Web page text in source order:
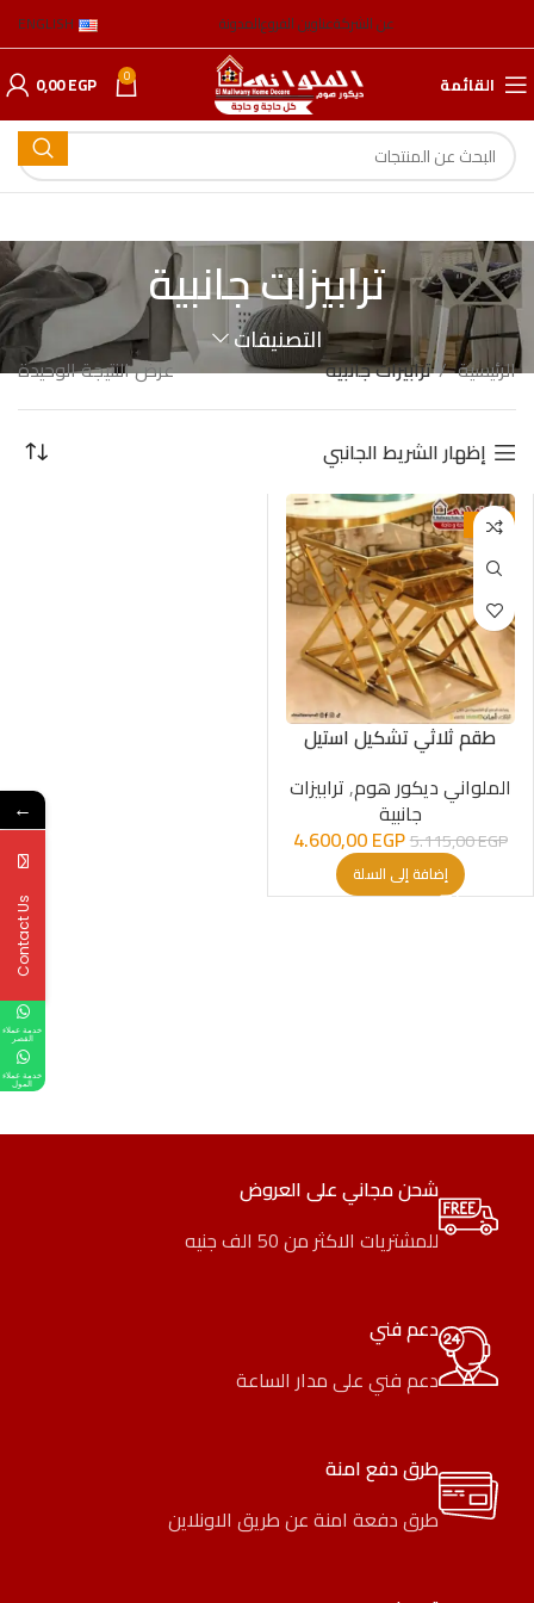
عن الشركةعناوين الفروعالمدونة ENGLISH
القائمة 0
0,00EGP
ترابيزات جانبية
التصنيفات
الرئيسية ترابيزات جانبية عرض النتيجة الوحيدة
إظهار الشريط الجانبي
-10%
طقم ثلاثي تشكيل استيل
الملواني ديكور هوم,ترابيزات
جانبية
5.115,00EGP
4.600,00EGP
إضافة إلى السلة
شحن مجاني على العروض
للمشتريات الاكثر من 50 الف جنيه
دعم فني
دعم فني على مدار الساعة
طرق دفع امنة
طرق دفعة امنة عن طريق الاونلاين
←
Contact Us
خدمة عملاء
القصر
خدمة عملاء
المول